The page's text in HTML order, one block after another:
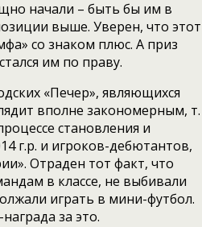
начали – быть бы им в
выше. Уверен, что этот
со знаком плюс. А приз
им по праву.
«Печер», являющихся
вполне закономерным, т.
становления и
г.р. и игроков-дебютантов,
Отраден тот факт, что
в классе, не выбивали
играть в мини-футбол.
за это.